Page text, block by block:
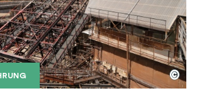
der Völklinger Hütte mit
Völklinger Hütte | Karl
©